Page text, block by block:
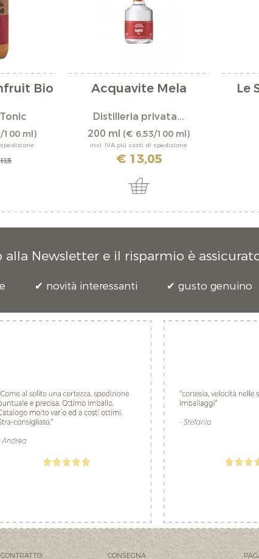
Bio
100 ml)
€ 2,25
Acquavite Mela
Distilleria privata...
200 ml (€ 6,53/100 ml)
incl. IVA più costi di spedizione
€ 13,05
Le
Newsletter e il risparmio è
novità interessanti gusto genuino
CONSEGNA